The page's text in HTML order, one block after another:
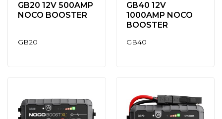
GB20 12V 500AMP
NOCO BOOSTER
GB20
GB40 12V
1000AMP NOCO
BOOSTER
GB40